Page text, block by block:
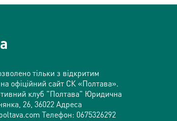
тільки з відкритим
офіційний сайт СК «Полтава».
клуб "Полтава" Юридична
26, 36022 Адреса
Телефон: 0675326292